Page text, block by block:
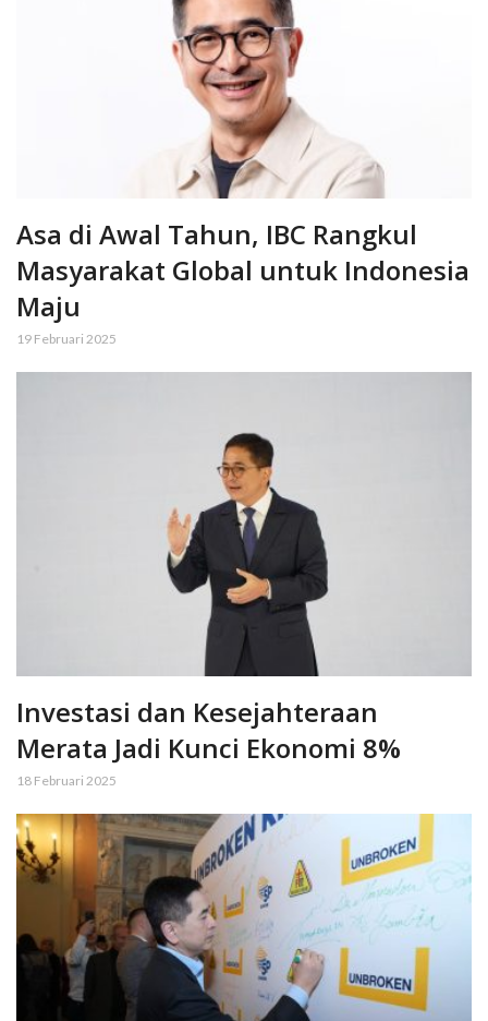
Asa di Awal Tahun, IBC Rangkul
Masyarakat Global untuk Indonesia
Maju
19 Februari 2025
Investasi dan Kesejahteraan
Merata Jadi Kunci Ekonomi 8%
18 Februari 2025